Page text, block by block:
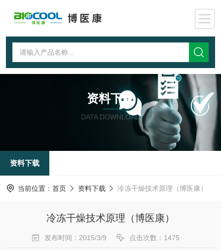
资料下载
DATA DOWNLOAD
资料下载
当前位置： 首页 资料下载 冷冻干燥技术原理（博医康）
冷冻干燥技术原理（博医康）
发布时间：2015/3/9 点击次数：1475